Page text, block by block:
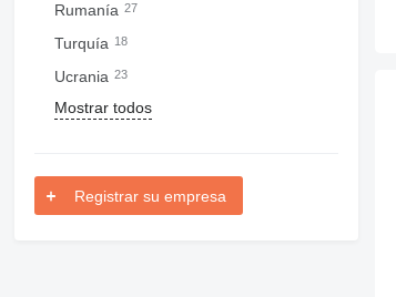
Rumanía 27
Turquía 18
Ucrania 23
Mostrar todos
Registrar su empresa